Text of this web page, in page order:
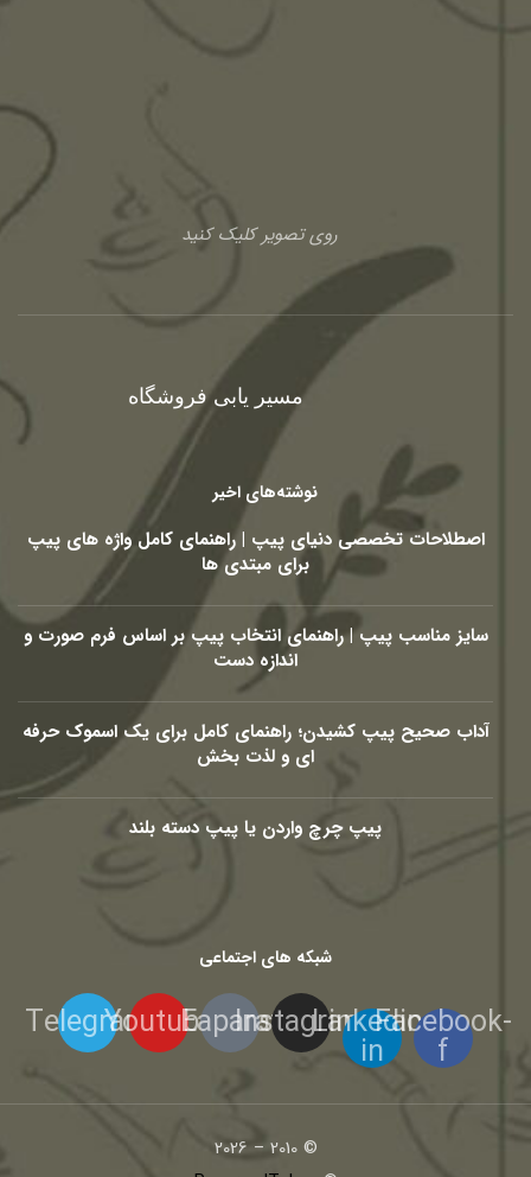
روی تصویر کلیک کنید
مسیر یابی فروشگاه
نوشته‌های اخیر
اصطلاحات تخصصی دنیای پیپ | راهنمای کامل واژه های پیپ
برای مبتدی ها
سایز مناسب پیپ | راهنمای انتخاب پیپ بر اساس فرم صورت و
اندازه دست
آداب صحیح پیپ کشیدن؛ راهنمای کامل برای یک اسموک حرفه
ای و لذت بخش
پیپ چرچ واردن یا پیپ دسته بلند
شبکه های اجتماعی
Facebook-
f
Linkedin-
in
Instagram
Eaparat
Youtube
Telegram
© 2010 – 2026